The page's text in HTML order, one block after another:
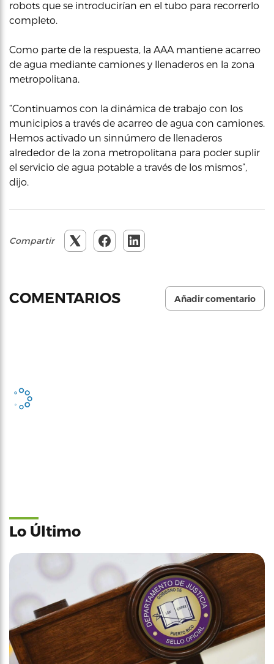
robots que se introducirían en el tubo para recorrerlo
completo.
Como parte de la respuesta, la AAA mantiene acarreo
de agua mediante camiones y llenaderos en la zona
metropolitana.
“Continuamos con la dinámica de trabajo con los
municipios a través de acarreo de agua con camiones.
Hemos activado un sinnúmero de llenaderos
alrededor de la zona metropolitana para poder suplir
el servicio de agua potable a través de los mismos”,
dijo.
Compartir
COMENTARIOS Añadir comentario
Lo Último